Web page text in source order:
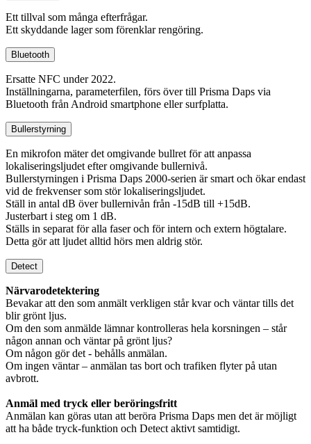
Ett tillval som många efterfrågar.
Ett skyddande lager som förenklar rengöring.
Bluetooth
Ersatte NFC under 2022.
Inställningarna, parameterfilen, förs över till Prisma Daps via
Bluetooth från Android smartphone eller surfplatta.
Bullerstyrning
En mikrofon mäter det omgivande bullret för att anpassa
lokaliseringsljudet efter omgivande bullernivå.
Bullerstyrningen i Prisma Daps 2000-serien är smart och ökar endast
vid de frekvenser som stör lokaliseringsljudet.
Ställ in antal dB över bullernivån från -15dB till +15dB.
Justerbart i steg om 1 dB.
Ställs in separat för alla faser och för intern och extern högtalare.
Detta gör att ljudet alltid hörs men aldrig stör.
Detect
Närvarodetektering
Bevakar att den som anmält verkligen står kvar och väntar tills det
blir grönt ljus.
Om den som anmälde lämnar kontrolleras hela korsningen – står
någon annan och väntar på grönt ljus?
Om någon gör det - behålls anmälan.
Om ingen väntar – anmälan tas bort och trafiken flyter på utan
avbrott.
Anmäl med tryck eller beröringsfritt
Anmälan kan göras utan att beröra Prisma Daps men det är möjligt
att ha både tryck-funktion och Detect aktivt samtidigt.